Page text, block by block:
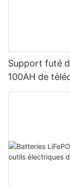
Support futé
100AH ​​de